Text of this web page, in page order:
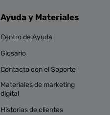
Ayuda y Materiales
Centro de Ayuda
Glosario
Contacto con el Soporte
Materiales de marketing
digital
Historias de clientes